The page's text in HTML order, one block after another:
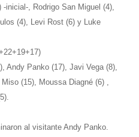
inicial-, Rodrigo San Miguel (4),
(4), Levi Rost (6) y Luke
Andy Panko (17), Javi Vega (8),
(15), Moussa Diagné (6) ,
al visitante Andy Panko.